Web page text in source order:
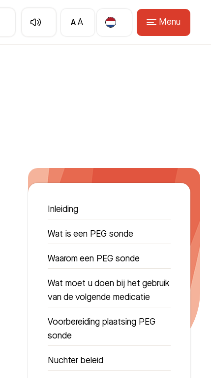
A A Menu
Inleiding
Wat is een PEG sonde
Waarom een PEG sonde
Wat moet u doen bij het gebruik
van de volgende medicatie
Voorbereiding plaatsing PEG
sonde
Nuchter beleid